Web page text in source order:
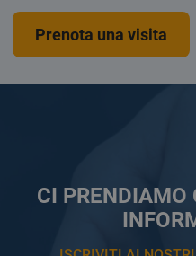
CI PRENDIAMO
Prenota una visita